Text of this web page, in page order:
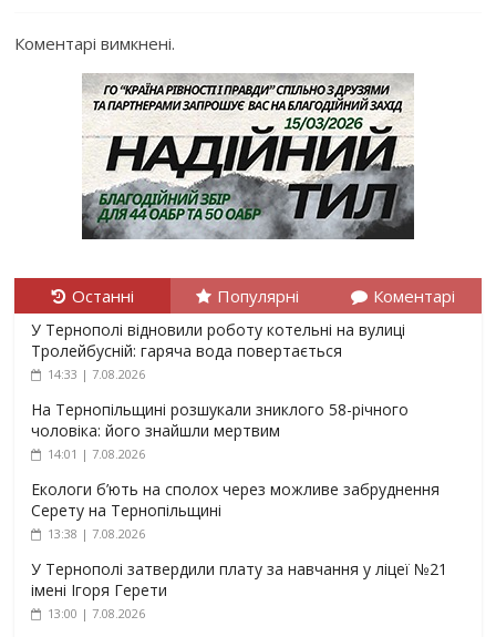
Коментарі вимкнені.
Останні Популярні Коментарі
У Тернополі відновили роботу котельні на вулиці
Тролейбусній: гаряча вода повертається
14:33 | 7.08.2026
На Тернопільщині розшукали зниклого 58-річного
чоловіка: його знайшли мертвим
14:01 | 7.08.2026
Екологи б’ють на сполох через можливе забруднення
Серету на Тернопільщині
13:38 | 7.08.2026
У Тернополі затвердили плату за навчання у ліцеї №21
імені Ігоря Герети
13:00 | 7.08.2026